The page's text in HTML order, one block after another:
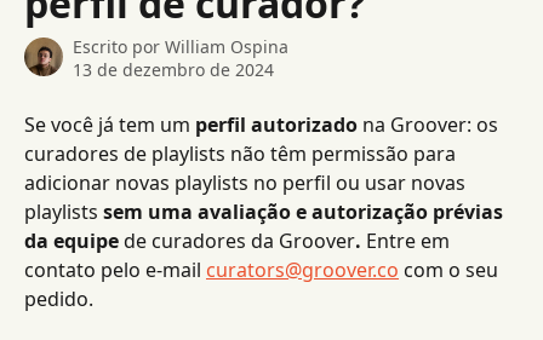
Escrito por William Ospina
13 de dezembro de 2024
Se você já tem um perfil autorizado na Groover: os
curadores de playlists não têm permissão para
adicionar novas playlists no perfil ou usar novas
playlists sem uma avaliação e autorização prévias
da equipe de curadores da Groover. Entre em
contato pelo e-mail curators@groover.co com o seu
pedido.